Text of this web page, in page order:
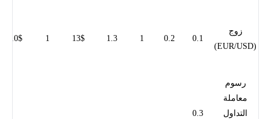
زوج
(EUR/USD)
0.1
0.2
1
1.3
13$
1
10$
رسوم
معاملة
التداول
0.3